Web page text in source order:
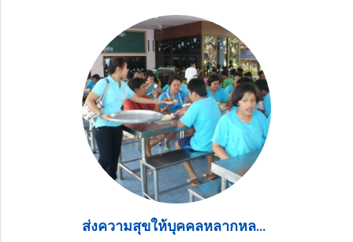
ส่งความสุขให้บุคคลหลากหลายกลุ่ม ในโอกาสต่างๆ